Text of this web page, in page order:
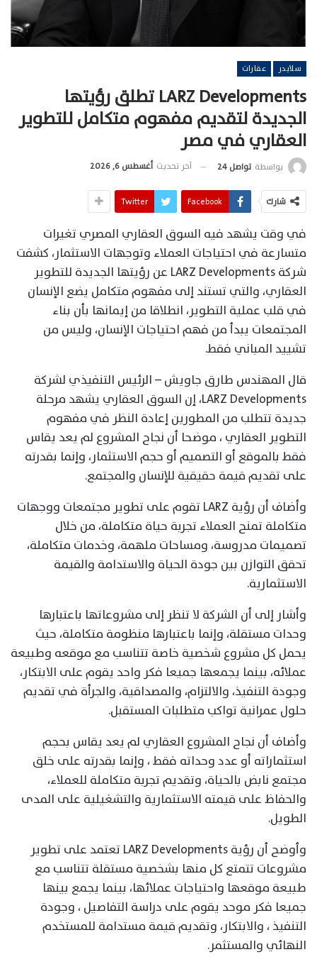
سلايدر عقارات
LARZ Developments تطلق رؤيتها
الجديدة لتقديم مفهوم متكامل للتطوير
العقاري في مصر
بواسطة تواصل 24 آخر تحديث أغسطس 6, 2026
شارك Facebook
Twitter
في وقت يشهد فيه السوق العقاري المصري تغيرات
متسارعة في احتياجات العملاء وتوجهات الاستثمار، كشفت
شركة LARZ Developments عن رؤيتها الجديدة للتطوير
العقاري، والتي تستند إلى مفهوم متكامل يضع الإنسان
في قلب عملية التطوير، انطلاقا من إيمانها بأن بناء
المجتمعات يبدأ من فهم احتياجات الإنسان، وليس من
تشييد المباني فقط.
قال المهندس طارق جاويش – الرئيس التنفيذي لشركة
LARZ Developments، إن السوق العقاري يشهد مرحلة
جديدة تتطلب من المطورين إعادة النظر في مفهوم
التطوير العقاري ، موضحا أن نجاح المشروع لم يعد يقاس
فقط بالموقع أو التصميم أو حجم الاستثمار، وإنما بقدرته
على تقديم قيمة حقيقية للإنسان والمجتمع.
وأضاف أن رؤية LARZ تقوم على تطوير مجتمعات ووجهات
متكاملة تمنح العملاء تجربة حياة متكاملة، من خلال
تصميمات مدروسة، ومساحات ملهمة، وخدمات متكاملة،
تحقق التوازن بين جودة الحياة والاستدامة والقيمة
الاستثمارية.
وأشار إلى أن الشركة لا تنظر إلى مشروعاتها باعتبارها
وحدات مستقلة، وإنما باعتبارها منظومة متكاملة، حيث
يحمل كل مشروع شخصية خاصة تتناسب مع موقعه وطبيعة
عملائه، بينما يجمعها جميعا فكر واحد يقوم على الابتكار،
وجودة التنفيذ، والالتزام، والمصداقية، والجرأة في تقديم
حلول عمرانية تواكب متطلبات المستقبل.
وأضاف أن نجاح المشروع العقاري لم يعد يقاس بحجم
استثماراته أو عدد وحداته فقط ، وإنما بقدرته على خلق
مجتمع نابض بالحياة، وتقديم تجربة متكاملة للعملاء،
والحفاظ على قيمته الاستثمارية والتشغيلية على المدى
الطويل.
وأوضح أن رؤية LARZ Developments تعتمد على تطوير
مشروعات تتمتع كل منها بشخصية مستقلة تتناسب مع
طبيعة موقعها واحتياجات عملائها، بينما يجمع بينها
جميعا فكر موحد يقوم على دراسة التفاصيل ، وجودة
التنفيذ ، والابتكار، وتقديم قيمة مستدامة للمستخدم
النهائي والمستثمر.